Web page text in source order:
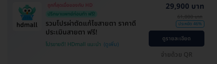
ถูกที่สุดเมื่อของกับ HD
ปรึกษาแพทย์ก่อนทำ ฟรี!
รวมโปรผ่าตัดแก้ไขสายตา ราคาดี
ประเมินสายตา ฟรี!
โปรขายดี! HDmall แนะนำ
29,900 บาท
61,000 บาท
ประหยัด 46%
ดูรายละเอียด